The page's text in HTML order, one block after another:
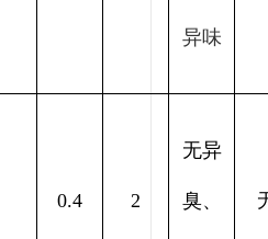
异味
0.4 2
无异
臭、